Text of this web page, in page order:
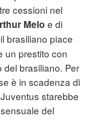
cessioni nel
Melo e di
brasiliano piace
un prestito con
brasiliano. Per
è in scadenza di
starebbe
del